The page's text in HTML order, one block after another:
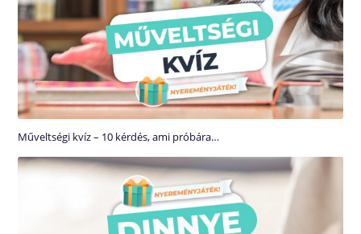
Műveltségi kvíz – 10 kérdés, ami próbára…